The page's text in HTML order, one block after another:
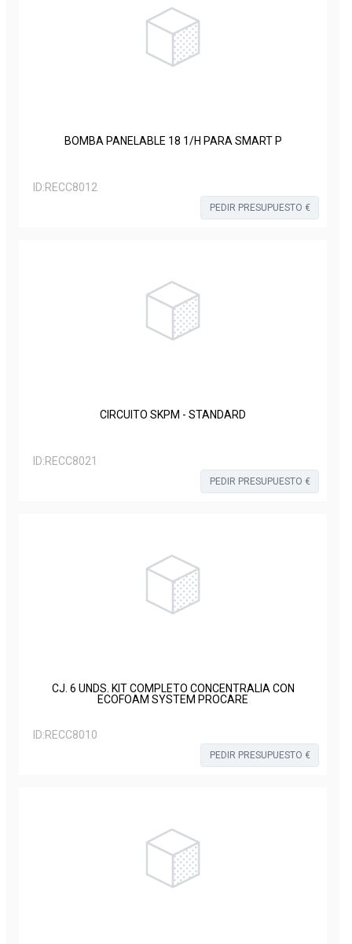
BOMBA PANELABLE 18 1/H PARA SMART P
ID:RECC8012
PEDIR PRESUPUESTO €
CIRCUITO SKPM - STANDARD
ID:RECC8021
PEDIR PRESUPUESTO €
CJ. 6 UNDS. KIT COMPLETO CONCENTRALIA CON
ECOFOAM SYSTEM PROCARE
ID:RECC8010
PEDIR PRESUPUESTO €